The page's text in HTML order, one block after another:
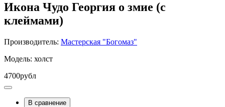
Икона Чудо Георгия о змие (с
клеймами)
Производитель: Мастерская "Богомаз"
Модель: холст
4700рубл
В сравнение